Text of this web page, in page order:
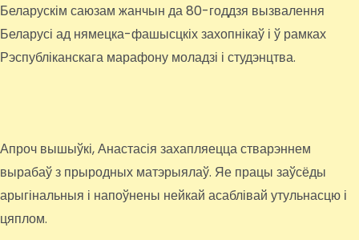
Беларускім саюзам жанчын да 80-годдзя вызвалення
Беларусі ад нямецка-фашысцкіх захопнікаў і ў рамках
Рэспубліканскага марафону моладзі і студэнцтва.
Апроч вышыўкі, Анастасія захапляецца стварэннем
вырабаў з прыродных матэрыялаў. Яе працы заўсёды
арыгінальныя і напоўнены нейкай асаблівай утульнасцю і
цяплом.